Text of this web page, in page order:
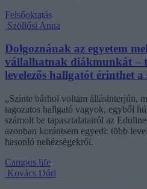
Felsőoktatás
Szöllősi Anna
Dolgoznának az egyetem
vállalhatnak diákmunkát –
levelezős hallgatót érinthet a
„Szinte bárhol voltam állásinterjún,
tagozatos hallgató vagyok, egyből
számolt be tapasztalatairól az
azonban korántsem egyedi: több
hasonló nehézségekről.
Campus life
Kovács Dóri